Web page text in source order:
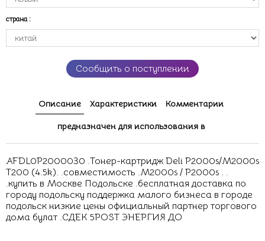
страна :
Сообщить о поступлении
Описание Характеристики Комментарии
предназначен для использования в
AFDL0P2000030 .Тонер-картридж Deli P2000s/M2000s
T200 (4.5k). .совместимость .M2000s / P2000s . .
.купить в Москве Подольске .бесплатная доставка по
городу подольску поддержка малого бизнеса в городе
подольск низкие цены официальный партнер торгового
дома булат .СДЕК 5POST ЭНЕРГИЯ ДО